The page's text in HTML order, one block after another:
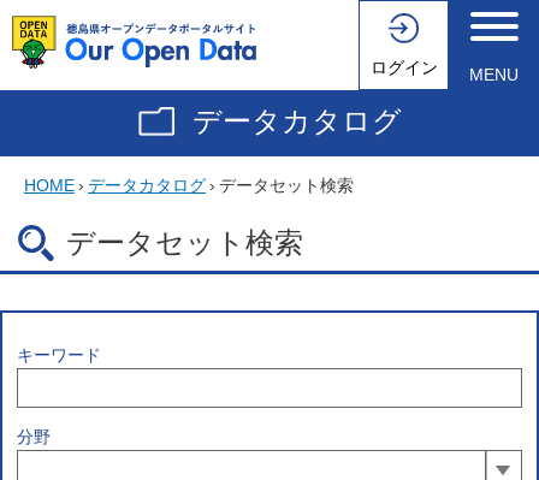
ログイン MENU
データカタログ
HOME› データカタログ› データセット検索
データセット検索
キーワード
分野